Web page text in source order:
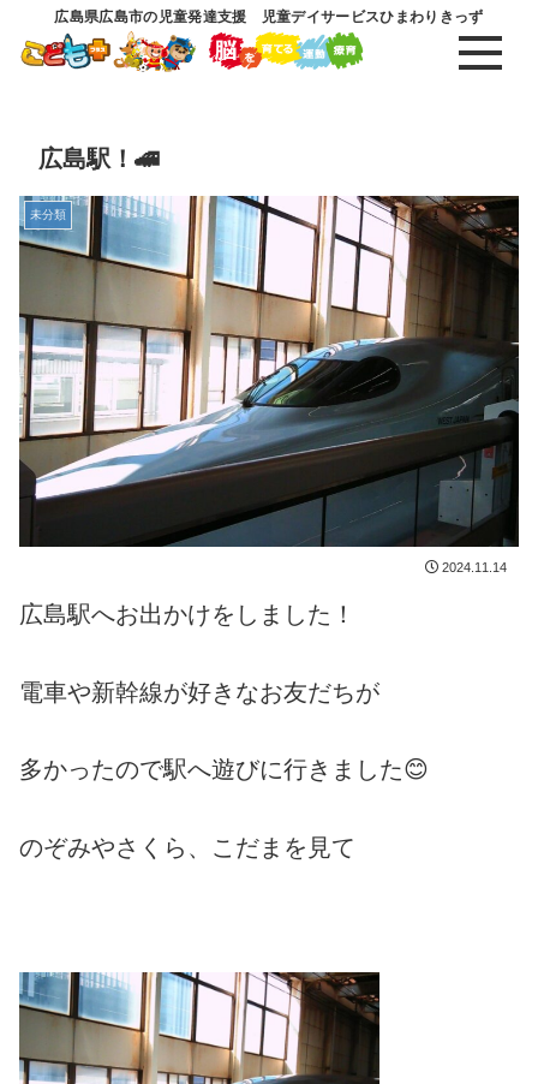
広島県広島市の児童発達支援 児童デイサービスひまわりきっず
広島駅！🚄
未分類
2024.11.14
広島駅へお出かけをしました！
電車や新幹線が好きなお友だちが
多かったので駅へ遊びに行きました😊
のぞみやさくら、こだまを見て